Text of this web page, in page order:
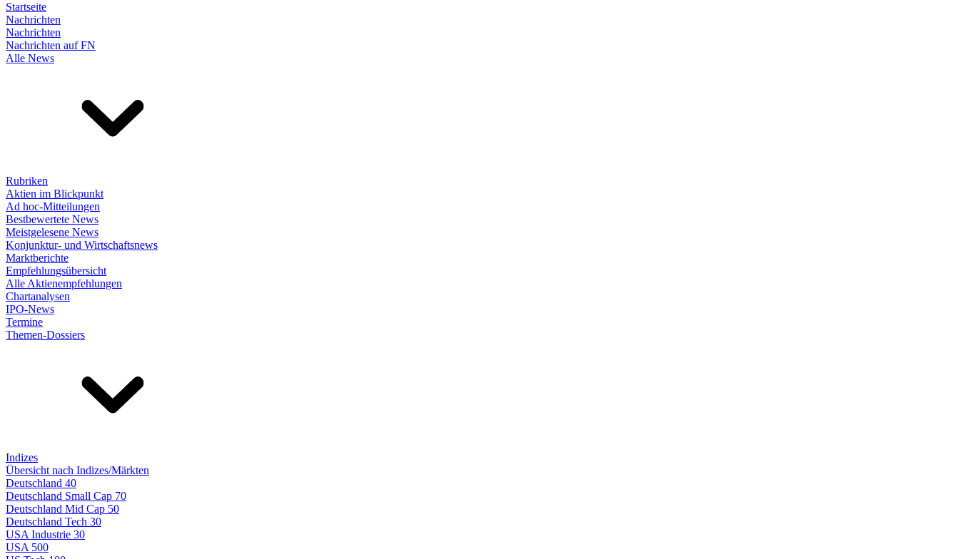
Startseite
Nachrichten
Nachrichten
Nachrichten auf FN
Alle News
Rubriken
Aktien im Blickpunkt
Ad hoc-Mitteilungen
Bestbewertete News
Meistgelesene News
Konjunktur- und Wirtschaftsnews
Marktberichte
Empfehlungsübersicht
Alle Aktienempfehlungen
Chartanalysen
IPO-News
Termine
Themen-Dossiers
Indizes
Übersicht nach Indizes/Märkten
Deutschland 40
Deutschland Small Cap 70
Deutschland Mid Cap 50
Deutschland Tech 30
USA Industrie 30
USA 500